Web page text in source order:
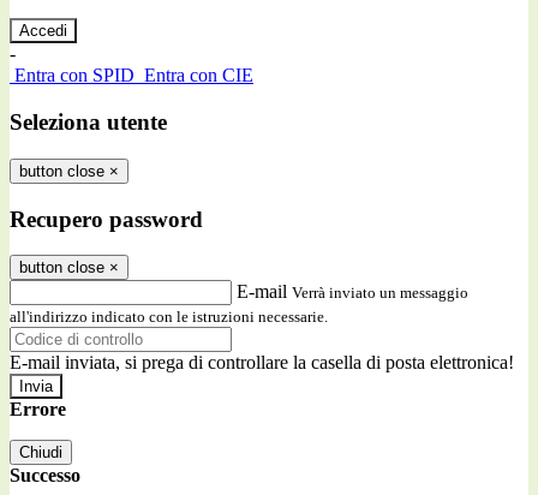
-
Entra con SPID Entra con CIE
Seleziona utente
button close ×
Recupero password
button close ×
E-mail Verrà inviato un messaggio
all'indirizzo indicato con le istruzioni necessarie.
E-mail inviata, si prega di controllare la casella di posta elettronica!
Errore
Chiudi
Successo